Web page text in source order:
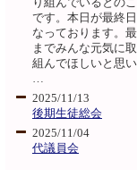
り組んでいるとのこ
です。本日が最終日
なっております。
までみんな元気に取
組んでほしいと思い
…
2025/11/13
後期生徒総会
2025/11/04
代議員会